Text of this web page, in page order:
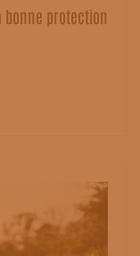
protection